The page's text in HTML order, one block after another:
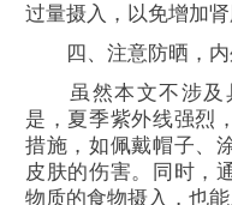
过量摄入，以免增加肾
四、注意防晒，内
虽然本文不涉及
是，夏季紫外线强烈
措施，如佩戴帽子、
皮肤的伤害。同时，
物质的食物摄入，也